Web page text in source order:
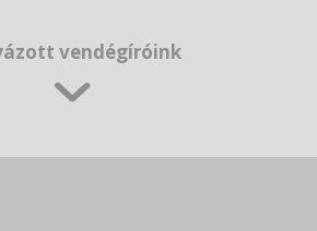
vendégíróink